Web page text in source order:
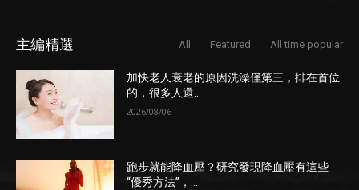
主編精選 All Featured All time popular
加快老人衰老的原因洗澡僅第三，排在首位
的，很多人還...
2026/08/06
跑步就能降血壓？研究發現降血壓有這些
“優秀方法”，...